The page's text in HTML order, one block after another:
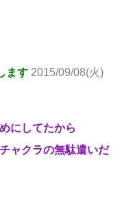
ます 2015/09/08(火)
にしてたから
ャクラの無駄遣いだ